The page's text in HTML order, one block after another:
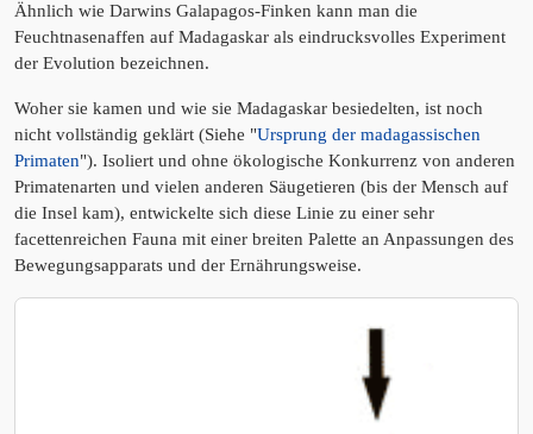
Ähnlich wie Darwins Galapagos-Finken kann man die
Feuchtnasenaffen auf Madagaskar als eindrucksvolles Experiment
der Evolution bezeichnen.
Woher sie kamen und wie sie Madagaskar besiedelten, ist noch
nicht vollständig geklärt (Siehe "Ursprung der madagassischen
Primaten"). Isoliert und ohne ökologische Konkurrenz von anderen
Primatenarten und vielen anderen Säugetieren (bis der Mensch auf
die Insel kam), entwickelte sich diese Linie zu einer sehr
facettenreichen Fauna mit einer breiten Palette an Anpassungen des
Bewegungsapparats und der Ernährungsweise.